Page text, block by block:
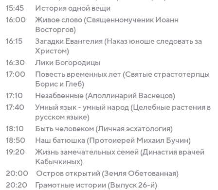
15:45
История одной вещи
16:00
Живое слово (Священномученик Иоанн
Восторгов)
16:15
Загадки Евангелия (Наказ юноше следовать за
Христом)
16:30
Лики Богородицы
17:00
Повесть временных лет (Святые страстотерпцы
Борис и Глеб)
17:10
Незабвенные (Аполлинарий Васнецов)
17:40
Умный язык - умный народ (Целебные растения в
русском языке)
18:10
Быть человеком (Личная эсхатология)
18:50
Наш батюшка (Протоиерей Михаил Бучин)
19:20
Жизнь замечательных семей (Династия врачей
Кабычкиных)
20:00
Остров открытий (Земля Обетованная)
20:20
Грамотные истории (Выпуск 26-й)